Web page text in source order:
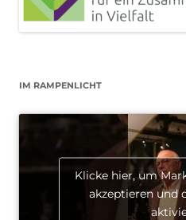
IM RAMPENLICHT
Klicke hier, um
akzeptieren und